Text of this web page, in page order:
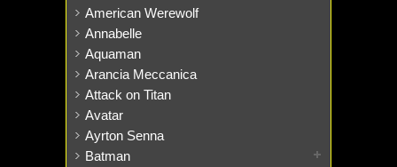
American Werewolf
Annabelle
Aquaman
Arancia Meccanica
Attack on Titan
Avatar
Ayrton Senna
Batman